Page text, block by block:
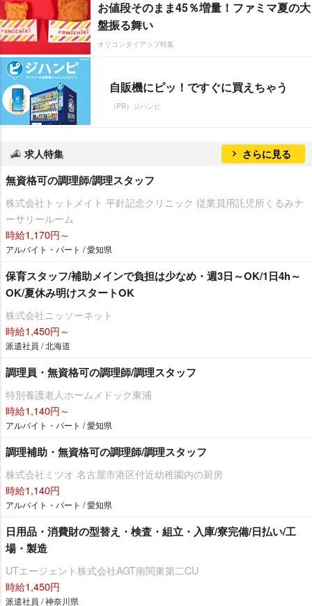
お値段そのまま45％増量！ファミマ夏の大
盤振る舞い
オリコンタイアップ特集
自販機にピッ！ですぐに買えちゃう
（PR）ジハンピ
求人特集 さらに見る
無資格可の調理師/調理スタッフ
株式会社トットメイト 平針記念クリニック 従業員用託児所くるみナ
ーサリールーム
時給1,170円～
アルバイト・パート / 愛知県
保育スタッフ/補助メインで負担は少なめ・週3日～OK/1日4h～
OK/夏休み明けスタートOK
株式会社ニッソーネット
時給1,450円～
派遣社員 / 北海道
調理員・無資格可の調理師/調理スタッフ
特別養護老人ホームメドック東浦
時給1,140円～
アルバイト・パート / 愛知県
調理補助・無資格可の調理師/調理スタッフ
株式会社ミツオ 名古屋市港区付近幼稚園内の厨房
時給1,140円
アルバイト・パート / 愛知県
日用品・消費財の型替え・検査・組立・入庫/寮完備/日払い/工
場・製造
UTエージェント株式会社AGT南関東第二CU
時給1,450円
派遣社員 / 神奈川県